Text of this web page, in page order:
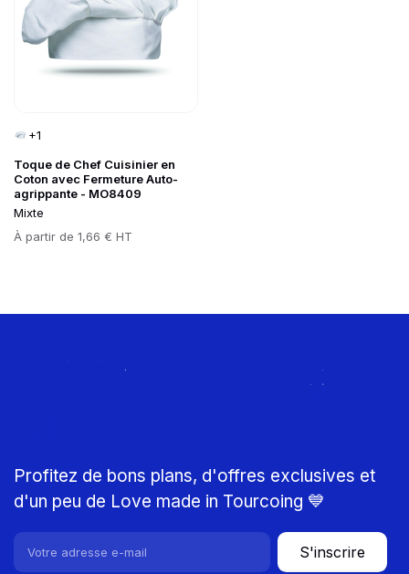
Toque de Chef Cuisinier en
Coton avec Fermeture Auto-
agrippante - MO8409
Mixte
Prix
À partir de 1,66 € HT
+1
Rejoignez le Club
Profitez de bons plans, d'offres exclusives et
d'un peu de Love made in Tourcoing 💙
S'inscrire